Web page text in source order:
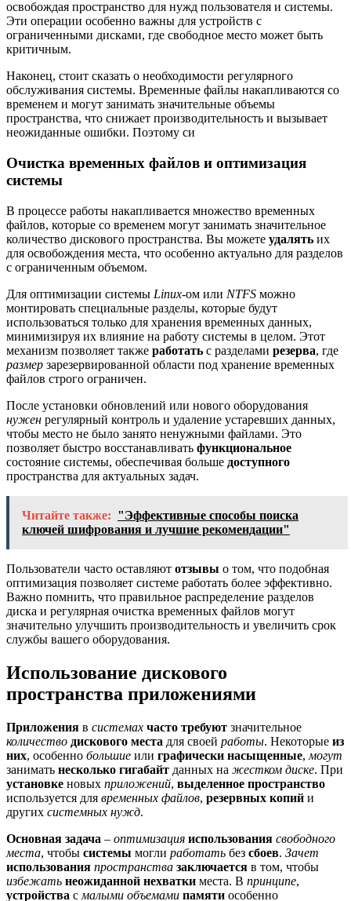
освобождая пространство для нужд пользователя и системы.
Эти операции особенно важны для устройств с
ограниченными дисками, где свободное место может быть
критичным.
Наконец, стоит сказать о необходимости регулярного
обслуживания системы. Временные файлы накапливаются со
временем и могут занимать значительные объемы
пространства, что снижает производительность и вызывает
неожиданные ошибки. Поэтому си
Очистка временных файлов и оптимизация
системы
В процессе работы накапливается множество временных
файлов, которые со временем могут занимать значительное
количество дискового пространства. Вы можете удалять их
для освобождения места, что особенно актуально для разделов
с ограниченным объемом.
Для оптимизации системы Linux-ом или NTFS можно
монтировать специальные разделы, которые будут
использоваться только для хранения временных данных,
минимизируя их влияние на работу системы в целом. Этот
механизм позволяет также работать с разделами резерва, где
размер зарезервированной области под хранение временных
файлов строго ограничен.
После установки обновлений или нового оборудования
нужен регулярный контроль и удаление устаревших данных,
чтобы место не было занято ненужными файлами. Это
позволяет быстро восстанавливать функциональное
состояние системы, обеспечивая больше доступного
пространства для актуальных задач.
Читайте также: "Эффективные способы поиска
ключей шифрования и лучшие рекомендации"
Пользователи часто оставляют отзывы о том, что подобная
оптимизация позволяет системе работать более эффективно.
Важно помнить, что правильное распределение разделов
диска и регулярная очистка временных файлов могут
значительно улучшить производительность и увеличить срок
службы вашего оборудования.
Использование дискового
пространства приложениями
Приложения в системах часто требуют значительное
количество дискового места для своей работы. Некоторые из
них, особенно большие или графически насыщенные, могут
занимать несколько гигабайт данных на жестком диске. При
установке новых приложений, выделенное пространство
используется для временных файлов, резервных копий и
других системных нужд.
Основная задача – оптимизация использования свободного
места, чтобы системы могли работать без сбоев. Зачет
использования пространства заключается в том, чтобы
избежать неожиданной нехватки места. В принципе,
устройства с малыми объемами памяти особенно